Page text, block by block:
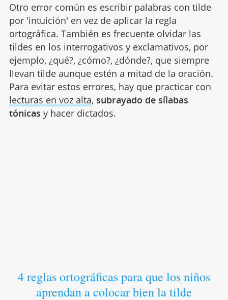
Otro error común es escribir palabras con tilde
por 'intuición' en vez de aplicar la regla
ortográfica. También es frecuente olvidar las
tildes en los interrogativos y exclamativos, por
ejemplo, ¿qué?, ¿cómo?, ¿dónde?, que siempre
llevan tilde aunque estén a mitad de la oración.
Para evitar estos errores, hay que practicar con
lecturas en voz alta, subrayado de sílabas
tónicas y hacer dictados.
4 reglas ortográficas para que los niños
aprendan a colocar bien la tilde